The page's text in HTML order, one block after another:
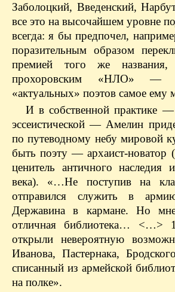
Заболоцкий, Введенский,
все это на высочайшем уровне
всегда: я бы предпочел,
поразительным образом
премией того же
прохоровским «НЛО» — в
«актуальных» поэтов самое ему
И в собственной практике —
эссеистической — Амелин
по путеводному небу мировой
быть поэту — архаист-новатор
ценитель античного
века). «…Не поступив на
отправился служить в
Державина в кармане. Но
отличная библиотека… <…>
открыли невероятную
Иванова, Пастернака,
списанный из армейской
на полке».